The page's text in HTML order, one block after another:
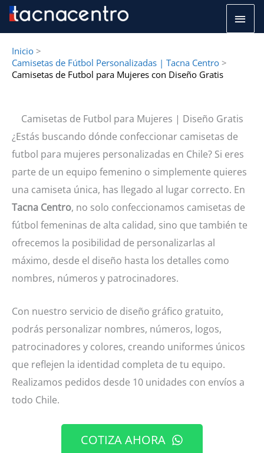
Inicio
Camisetas de Fútbol Personalizadas | Tacna Centro
Camisetas de Futbol para Mujeres con Diseño Gratis
Camisetas de Futbol para Mujeres | Diseño Gratis
¿Estás buscando dónde confeccionar camisetas de
futbol para mujeres personalizadas en Chile? Si eres
parte de un equipo femenino o simplemente quieres
una camiseta única, has llegado al lugar correcto. En
Tacna Centro, no solo confeccionamos camisetas de
fútbol femeninas de alta calidad, sino que también te
ofrecemos la posibilidad de personalizarlas al
máximo, desde el diseño hasta los detalles como
nombres, números y patrocinadores.
Con nuestro servicio de diseño gráfico gratuito,
podrás personalizar nombres, números, logos,
patrocinadores y colores, creando uniformes únicos
que reflejen la identidad completa de tu equipo.
Realizamos pedidos desde 10 unidades con envíos a
todo Chile.
COTIZA AHORA